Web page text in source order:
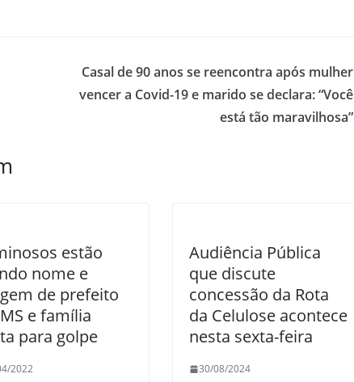
Casal de 90 anos se reencontra após mulher
vencer a Covid-19 e marido se declara: “Você
está tão maravilhosa”
estão
nome e
de prefeito
e família
para golpe
2022
Audiência Pública
que discute
concessão da Rota
da Celulose acontece
nesta sexta-feira
30/08/2024